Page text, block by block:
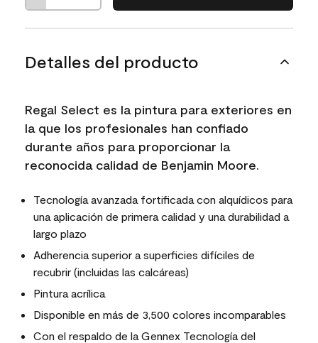
Detalles del producto
Regal Select es la pintura para exteriores en
la que los profesionales han confiado
durante años para proporcionar la
reconocida calidad de Benjamin Moore.
Tecnología avanzada fortificada con alquídicos para
una aplicación de primera calidad y una durabilidad a
largo plazo
Adherencia superior a superficies difíciles de
recubrir (incluidas las calcáreas)
Pintura acrílica
Disponible en más de 3,500 colores incomparables
Con el respaldo de la Gennex Tecnología del